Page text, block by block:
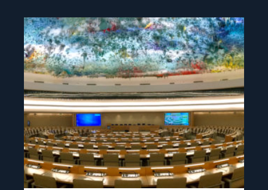
Read
article
"NGO-
forum
for
menneskerettigheter"